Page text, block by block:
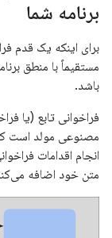
برنامه شما
برای اینکه یک قدم
مستقیماً با منطق
باشد.
فراخوانی تابع (یا
مصنوعی مولد است که
انجام اقدامات
متن خود اضافه